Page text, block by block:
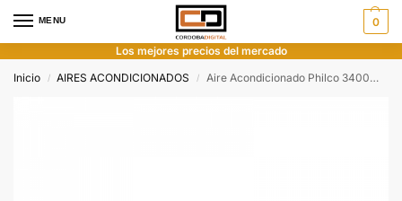
MENU 0
Los mejores precios del mercado
Inicio
/ AIRES ACONDICIONADOS / Aire Acondicionado Philco 3400W Frio/Calor